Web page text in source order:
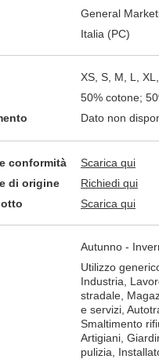
General
Italia (PC)
XS, S, M, L, XL,
50% cotone;
Dato non
conformità
Scarica qui
di origine
Richiedi qui
Scarica qui
Autunno -
Utilizzo
Industria,
stradale,
e servizi,
Smaltimento
Artigiani,
pulizia,